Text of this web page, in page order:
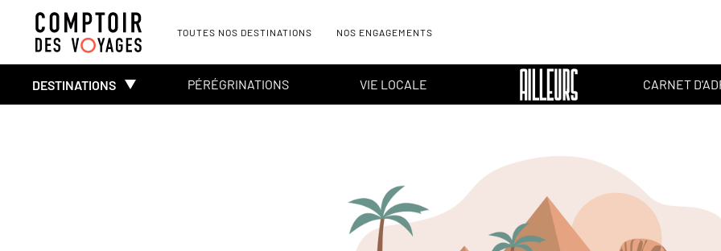
TOUTES NOS DESTINATIONS NOS ENGAGEMENTS
DESTINATIONS PÉRÉGRINATIONS VIE LOCALE CARNET